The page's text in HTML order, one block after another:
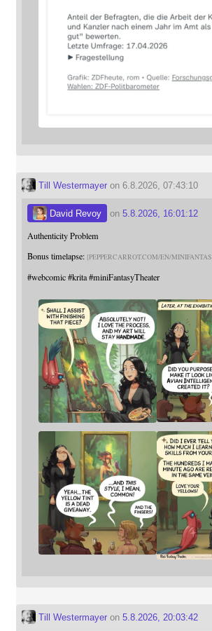
Till Westermayeron 6.8.2026, 07:43:10
David Revoy on 5.8.2026, 16:01:12
Authenticity Problem
Bonus timelapse: PEPPERCARROT.COM/EN/MINIFANTAS
#webcomic #krita #miniFantasyTheater
Till Westermayeron 5.8.2026, 20:03:42